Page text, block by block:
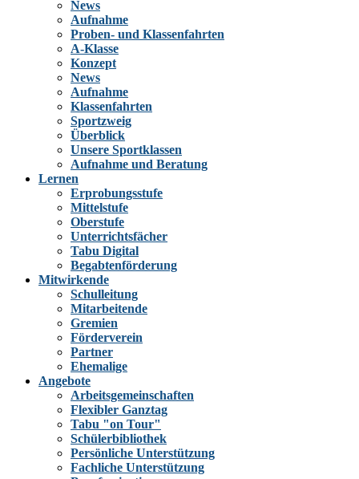
News
Aufnahme
Proben- und Klassenfahrten
A-Klasse
Konzept
News
Aufnahme
Klassenfahrten
Sportzweig
Überblick
Unsere Sportklassen
Aufnahme und Beratung
Lernen
Erprobungsstufe
Mittelstufe
Oberstufe
Unterrichtsfächer
Tabu Digital
Begabtenförderung
Mitwirkende
Schulleitung
Mitarbeitende
Gremien
Förderverein
Partner
Ehemalige
Angebote
Arbeitsgemeinschaften
Flexibler Ganztag
Tabu "on Tour"
Schülerbibliothek
Persönliche Unterstützung
Fachliche Unterstützung